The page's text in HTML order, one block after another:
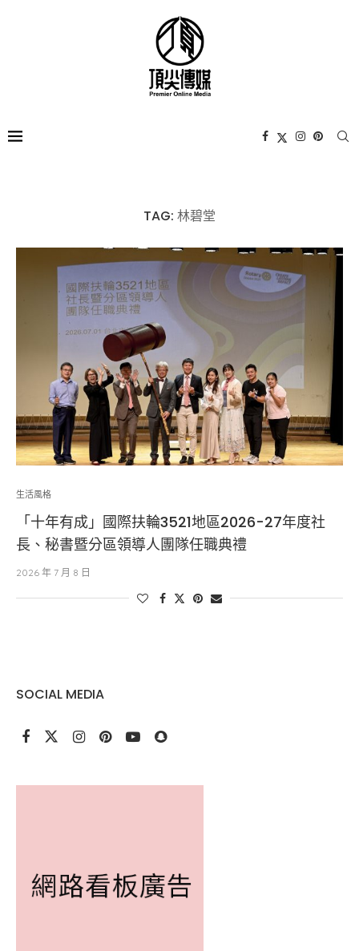
TAG: 林碧堂
生活風格
「十年有成」國際扶輪3521地區2026-27年度社
長、秘書暨分區領導人團隊任職典禮
2026 年 7 月 8 日
SOCIAL MEDIA